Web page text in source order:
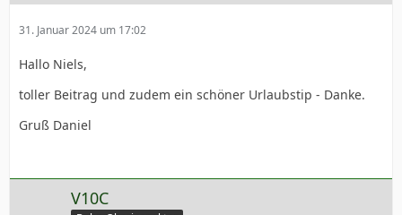
31. Januar 2024 um 17:02
Hallo Niels,
toller Beitrag und zudem ein schöner Urlaubstip - Danke.
Gruß Daniel
V10C